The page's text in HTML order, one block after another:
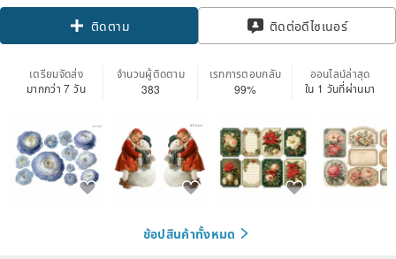
ติดตาม ติดต่อดีไซเนอร์
เตรียมจัดส่ง
มากกว่า 7 วัน
จำนวนผู้ติดตาม
383
เรทการตอบกลับ
99%
ออนไลน์ล่าสุด
ใน 1 วันที่ผ่านมา
ช้อปสินค้าทั้งหมด